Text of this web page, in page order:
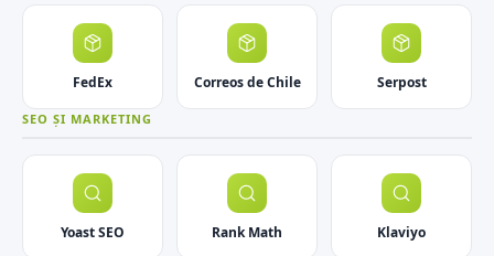
FedEx Correos de Chile Serpost
SEO ȘI MARKETING
Yoast SEO Rank Math Klaviyo